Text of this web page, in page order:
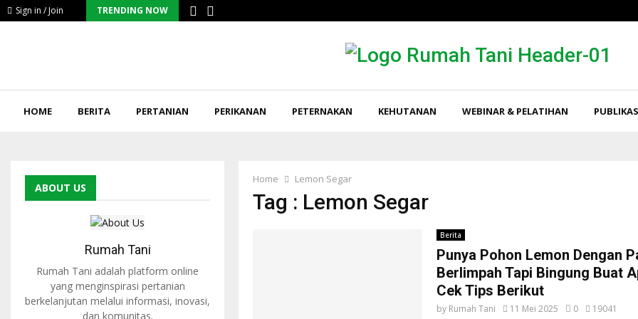
Sign in / Join TRENDING NOW
HOME BERITA PERTANIAN PERIKANAN PETERNAKAN KEHUTANAN WEBINAR & PELATIHAN
Home Lemon Segar
Tag : Lemon Segar
Berita
Punya Pohon Lemon Dengan
Berlimpah Tapi Bingung Buat
Cek Tips Berikut
by Rumah Tani 11 Mei 2025 0 19041
ABOUT US
Rumah Tani
Rumah Tani adalah platform online
yang menginspirasi pertanian
berkelanjutan melalui informasi, inovasi,
dan komunitas.